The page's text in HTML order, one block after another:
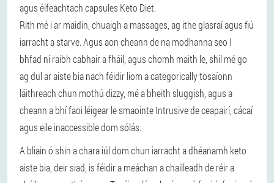
agus éifeachtach capsules Keto Diet.
Rith mé i ar maidin, chuaigh a massages, ag ithe glasraí agus fiú
iarracht a starve. Agus aon cheann de na modhanna seo I
bhfad ní raibh cabhair a fháil, agus chomh maith le, shíl mé go
ag dul ar aiste bia nach féidir liom a categorically tosaíonn
láithreach chun mothú dizzy, mé a bheith sluggish, agus a
cheann a bhí faoi léigear le smaointe Intrusive de ceapairí, cácaí
agus eile inaccessible dom sólás.
A bliain ó shin a chara iúl dom chun iarracht a dhéanamh keto
aiste bia, deir siad, is féidir a meáchan a chailleadh de réir a